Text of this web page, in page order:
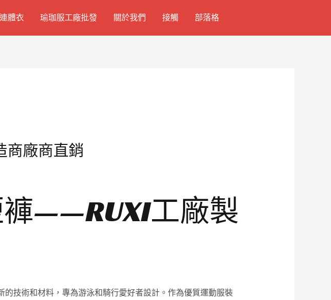
連體衣 瑜珈服工廠批發 關於我們 接觸 部落格
商廠商直銷
——RUXI工廠製
技術和材料，專為游泳和騎行愛好者設計。作為優質運動服裝